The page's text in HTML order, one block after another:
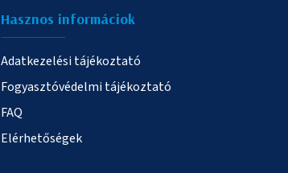
Hasznos informáciok
Adatkezelési tájékoztató
Fogyasztóvédelmi tájékoztató
FAQ
Elérhetőségek